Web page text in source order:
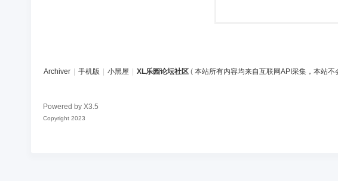
Archiver 手机版 小黑屋 XL乐园论坛社区 ( 本站所有内容均来自互联网API采集，本站
Powered by X3.5
Copyright 2023